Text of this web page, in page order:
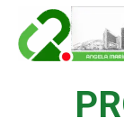
contenido